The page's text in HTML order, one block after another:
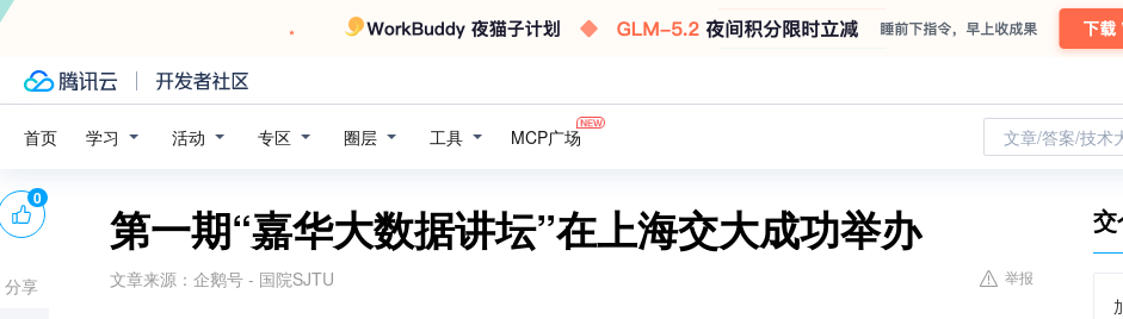
首页 学习 活动 专区 圈层 工具 MCP广场 文章/答案/技术
第一期“嘉华大数据讲坛”在上海交大成功举办
文章来源： 企鹅号 - 国院SJTU 举报
0
分享